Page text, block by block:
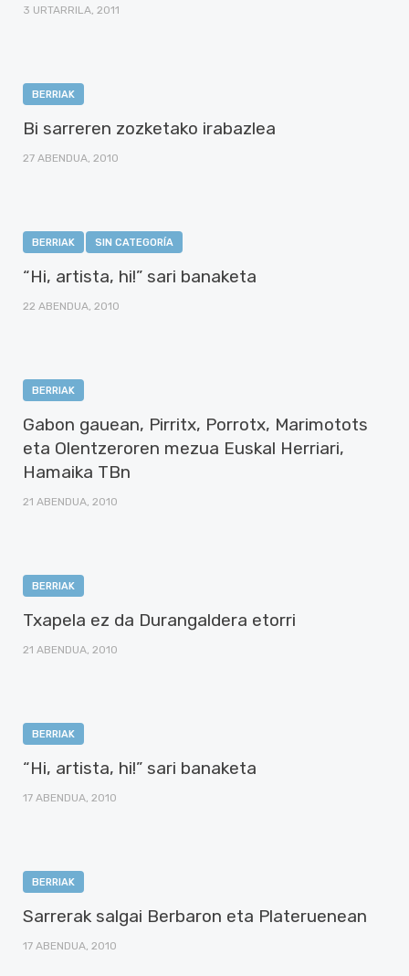
3 URTARRILA, 2011
BERRIAK
Bi sarreren zozketako irabazlea
27 ABENDUA, 2010
BERRIAK SIN CATEGORÍA
“Hi, artista, hi!” sari banaketa
22 ABENDUA, 2010
BERRIAK
Gabon gauean, Pirritx, Porrotx, Marimotots
eta Olentzeroren mezua Euskal Herriari,
Hamaika TBn
21 ABENDUA, 2010
BERRIAK
Txapela ez da Durangaldera etorri
21 ABENDUA, 2010
BERRIAK
“Hi, artista, hi!” sari banaketa
17 ABENDUA, 2010
BERRIAK
Sarrerak salgai Berbaron eta Plateruenean
17 ABENDUA, 2010